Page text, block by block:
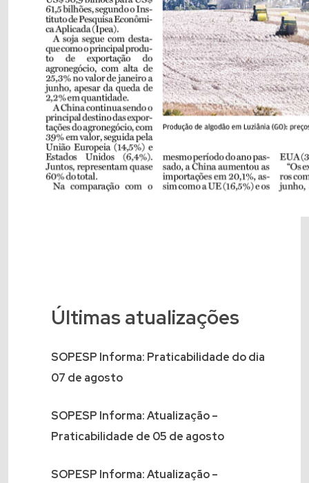
Últimas atualizações
SOPESP Informa: Praticabilidade do dia
07 de agosto
SOPESP Informa: Atualização –
Praticabilidade de 05 de agosto
SOPESP Informa: Atualização –